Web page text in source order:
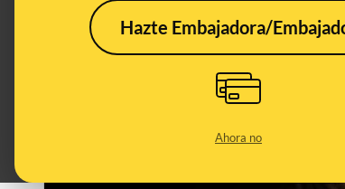
Hazte Embajadora/
Ahora no